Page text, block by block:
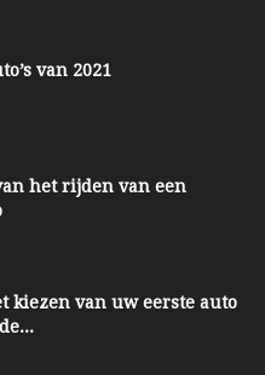
van 2021
het rijden van een
kiezen van uw eerste auto